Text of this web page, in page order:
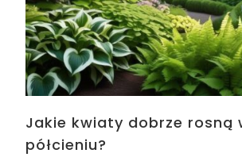
Jakie kwiaty dobrze rosną
półcieniu?